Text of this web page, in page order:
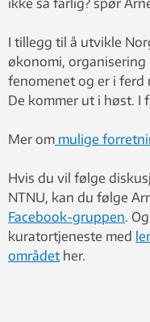
I tillegg til å utvikle
økonomi,
fenomenet og er i ferd
De kommer ut i høst. I
Mer om mulige
Hvis du vil følge
NTNU, kan du følge
Facebook-gruppen.
kuratortjeneste med
området her.